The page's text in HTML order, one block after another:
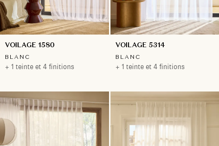
VOILAGE 1580
BLANC
+ 1 teinte et 4 finitions
VOILAGE 5314
BLANC
+ 1 teinte et 4 finitions